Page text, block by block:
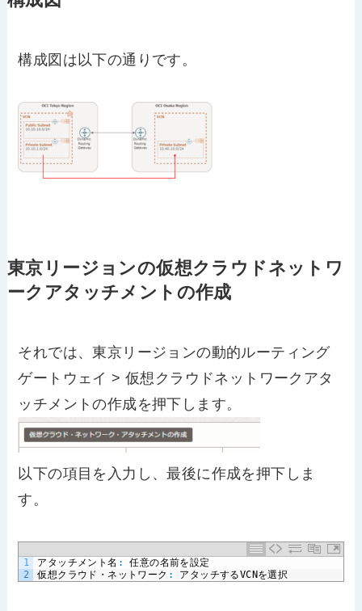
構成図は以下の通りです。
東京リージョンの仮想クラウドネットワ
ークアタッチメントの作成
それでは、東京リージョンの動的ルーティング
ゲートウェイ > 仮想クラウドネットワークアタ
ッチメントの作成を押下します。
以下の項目を入力し、最後に作成を押下しま
す。
1
2
アタッチメント名 :
任意の名前を設定
仮想クラウド・ネットワーク : アタッチするVCNを選択